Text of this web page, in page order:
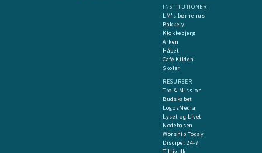
INSTITUTIONER
LM's børnehus
Bakkely
Klokkebjerg
Arken
Håbet
Café Kilden
Skoler
RESURSER
Tro & Mission
Budskabet
LogosMedia
Lyset og Livet
Nodebasen
Worship Today
Discipel 24-7